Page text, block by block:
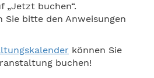
„Jetzt buchen“.
Sie bitte den Anweisungen
können Sie
buchen!